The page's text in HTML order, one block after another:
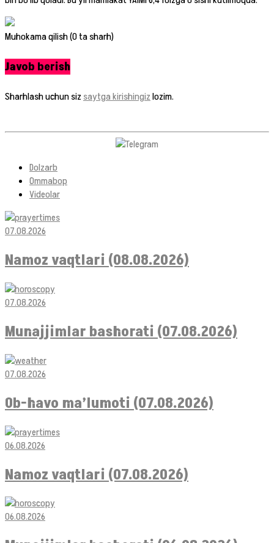
Muhokama qilish (0 ta sharh)
Javob berish
Sharhlash uchun siz saytga kirishingizlozim.
Dolzarb
Ommabop
Videolar
07.08.2026
Namoz vaqtlari (08.08.2026)
07.08.2026
Munajjimlar bashorati (07.08.2026)
07.08.2026
Ob-havo ma’lumoti (07.08.2026)
06.08.2026
Namoz vaqtlari (07.08.2026)
06.08.2026